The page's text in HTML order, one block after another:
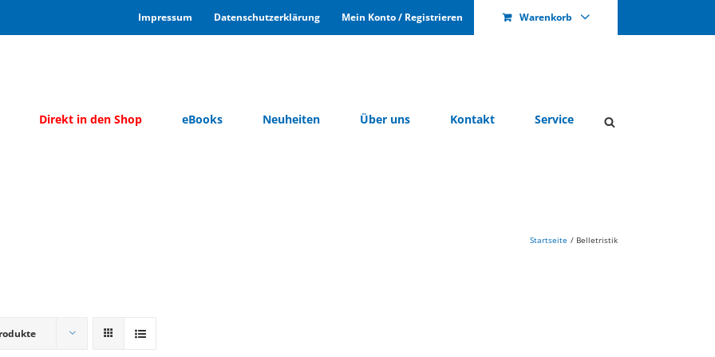
Im­pres­sum Da­ten­schutz­er­klä­rung Mein Kon­to / Re­gis­trie­ren Warenkorb
Di­rekt in den Shop eBooks Neu­hei­ten Über uns Kon­takt Ser­vice
Startseite Belletristik